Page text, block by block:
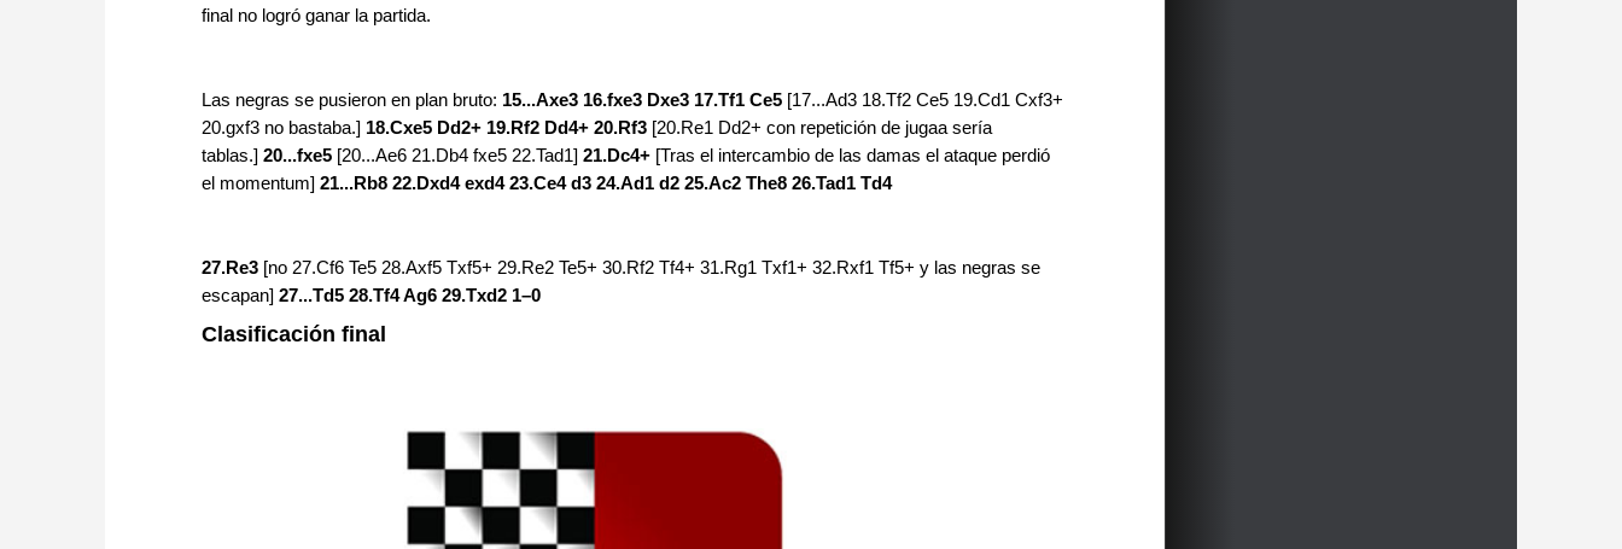
final no logró ganar la partida.
Las negras se pusieron en plan bruto: 15...Axe3 16.fxe3 Dxe3 17.Tf1 Ce5 [17...Ad3 18.Tf2 Ce5 19.Cd1 Cxf3+
20.gxf3 no bastaba.] 18.Cxe5 Dd2+ 19.Rf2 Dd4+ 20.Rf3 [20.Re1 Dd2+ con repetición de jugaa sería
tablas.] 20...fxe5 [20...Ae6 21.Db4 fxe5 22.Tad1] 21.Dc4+ [Tras el intercambio de las damas el ataque perdió
el momentum] 21...Rb8 22.Dxd4 exd4 23.Ce4 d3 24.Ad1 d2 25.Ac2 The8 26.Tad1 Td4
27.Re3 [no 27.Cf6 Te5 28.Axf5 Txf5+ 29.Re2 Te5+ 30.Rf2 Tf4+ 31.Rg1 Txf1+ 32.Rxf1 Tf5+ y las negras se
escapan] 27...Td5 28.Tf4 Ag6 29.Txd2 1–0
Clasificación final